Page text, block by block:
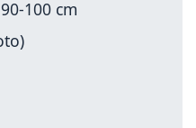
100 cm